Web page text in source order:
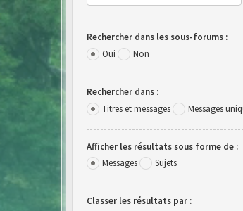
Rechercher dans les sous-forums :
Oui
Non
Rechercher dans :
Titres et messages
Messages
Afficher les résultats sous forme de :
Messages
Sujets
Classer les résultats par :